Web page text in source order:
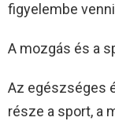
figyelembe
A mozgás és a
Az egészséges
része a sport, a